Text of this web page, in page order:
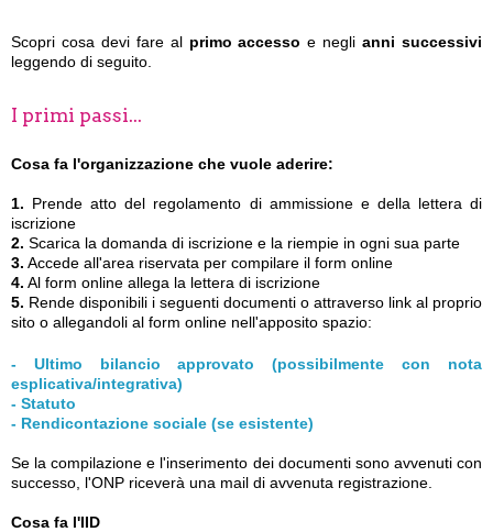
Scopri cosa devi fare al primo accesso e neglianni successivi
leggendo di seguito.
I primi passi...
Cosa fa l'organizzazione che vuole aderire:
1. Prende atto del regolamento di ammissione e della lettera di
iscrizione
2. Scarica la domanda di iscrizione e la riempie in ogni sua parte
3. Accede all'area riservata per compilare il form online
4. Al form online allega la lettera di iscrizione
5. Rende disponibili i seguenti documenti o attraverso link al proprio
sito o allegandoli al form online nell'apposito spazio:
- Ultimo bilancio approvato (possibilmente con nota
esplicativa/integrativa)
- Statuto
- Rendicontazione sociale (se esistente)
Se la compilazione e l'inserimento dei documenti sono avvenuti con
successo, l'ONP riceverà una mail di avvenuta registrazione.
Cosa fa l'IID